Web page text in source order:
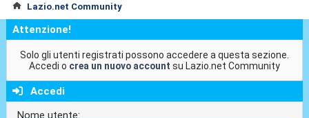
Lazio.net Community
Attenzione!
Solo gli utenti registrati possono accedere a questa sezione.
Accedi o crea un nuovo account su Lazio.net Community
Accedi
Nome utente: